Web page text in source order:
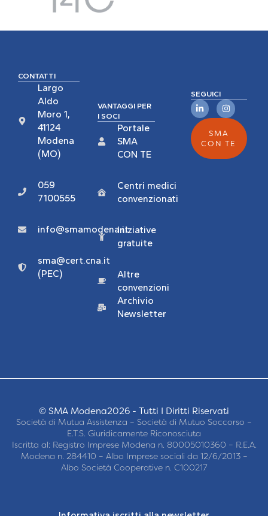
CONTATTI
Largo
Aldo
Moro 1,
41124
Modena
(MO)
059
7100555
info@smamodena.it
sma@cert.cna.it
(PEC)
VANTAGGI PER
I SOCI
Portale
SMA
CON TE
Centri medici
convenzionati
Iniziative
gratuite
Altre
convenzioni
Archivio
Newsletter
SEGUICI
SMA
CON TE
© SMA Modena2026 - Tutti I Diritti Riservati
Società di Mutua Assistenza – Società di Mutuo Soccorso –
E.T.S. Giuridicamente Riconosciuta
Iscritta al: Registro Imprese Modena n. 80005010360 – R.E.A.
Modena n. 284410 – Albo Imprese sociali da 12/6/2013 –
Albo Società Cooperative n. C100217